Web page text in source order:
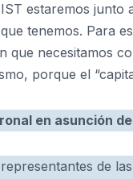
estaremos junto
tenemos. Para
que necesitamos
porque el
en asunción
de